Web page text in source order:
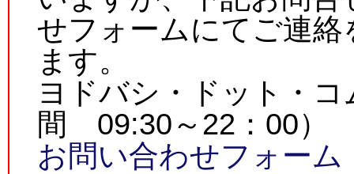
せフォームにてご連
ます。
ヨドバシ・ドット・
間 09:30～22：00）
お問い合わせフォーム